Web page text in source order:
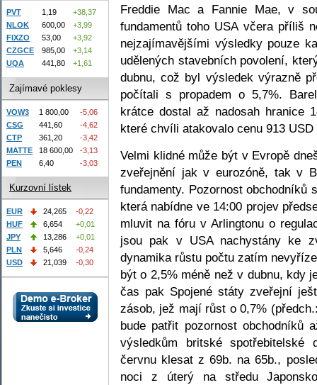
Freddie Mac a Fannie Mae, v
fundamentů toho USA včera příliš
nejzajímavějšími výsledky pouze
udělených stavebních povolení,
dubnu, což byl výsledek výrazně
počítali s propadem o 5,7%.
krátce dostal až nadosah hranice
které chvíli atakovalo cenu 913
Velmi klidné může být v Evropě
zveřejnění jak v eurozóně, tak v
fundamenty. Pozornost obchodníků
která nabídne ve 14:00 projev
mluvit na fóru v Arlingtonu o
jsou pak v USA nachystány ke
dynamika růstu počtu zatím
být o 2,5% méně než v dubnu, kdy
čas pak Spojené státy zveřejní
zásob, jež mají růst o 0,7%
bude patřit pozornost obchodníků
výsledkům britské
červnu klesat z 69b. na 65b.,
noci z úterý na středu
PVT 1,19
+38,37
NLOK
600,00
+3,99
FIXZO
53,00
+3,92
CZGCE
985,00
+3,14
UQA
441,80 +1,61
Zajímavé poklesy
VOW3 1 800,00
-5,06
CSG
441,60
-4,62
CTP
361,20
-3,42
MATTE
18 600,00
-3,13
PEN
6,40 -3,03
Kurzovní lístek
EUR 24,265
-0,22
HUF
6,654
+0,01
JPY
13,286
+0,01
PLN
5,646
-0,24
USD
21,039 -0,30